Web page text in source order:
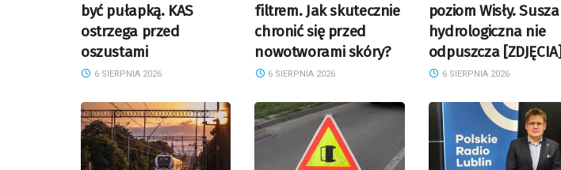
być pułapką. KAS
ostrzega przed
oszustami
6 SIERPNIA 2026
filtrem. Jak skutecznie
chronić się przed
nowotworami skóry?
6 SIERPNIA 2026
poziom Wisły. Susza
hydrologiczna nie
odpuszcza [ZDJĘCIA]
6 SIERPNIA 2026